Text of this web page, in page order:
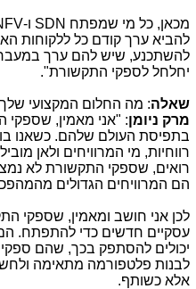
מכאן, כל מי שמפתח SDN ו-
להביא ערך קודם כל ללקוחות
להשתכנע, שיש להם ערך
יחלחל לספקי התקשורת".
שאלה: מה החלום המקצועי
מרק ניומן: "אני מאמין, שספקי
בתפיסת העולם שלהם. כשאנו
רווחיות, מי המרוויחים ולאן
רואים, שספקי התקשורת לא
הם המרוויחים הגדולים
לכן אני חושב ומאמין, שספקי
עסקיים חדשים כדי להתפתח.
יכולים להסתפק בכך, שהם ספקי
לבנות פלטפורמה מתאימה
אלא כשותף.